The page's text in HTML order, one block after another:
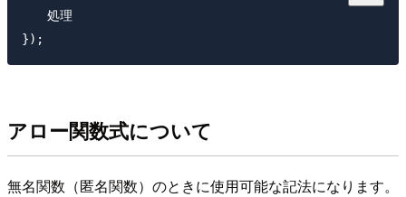
処理
アロー関数式について
無名関数（匿名関数）のときに使用可能な記法になります。